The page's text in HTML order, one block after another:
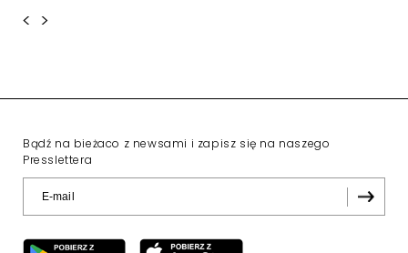
< >
Bądź na bieżaco z newsami i zapisz się na naszego
Presslettera